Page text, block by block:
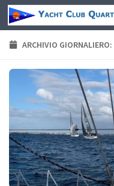
Salta al contenuto
ARCHIVIO GIORNALIERO: